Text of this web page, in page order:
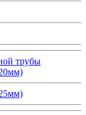
трубы